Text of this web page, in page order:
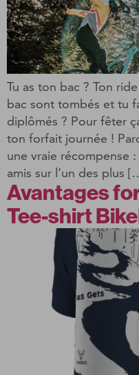
Tu as ton bac ? Ton
bac sont tombés et tu
diplômés ? Pour fêter
ton forfait journée !
une vraie récompense
amis sur l’un des plus
Avantages
Tee-shirt